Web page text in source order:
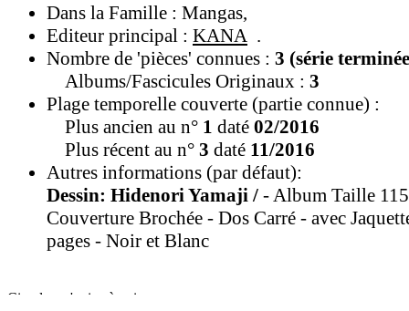
Dans la Famille : Mangas,
Editeur principal : KANA .
Nombre de 'pièces' connues : 3 (série
Albums/Fascicules Originaux : 3
Plage temporelle couverte (partie connue) :
Plus ancien au n° 1 daté 02/2016
Plus récent au n° 3 daté 11/2016
Autres informations (par défaut):
Dessin: Hidenori Yamaji / - Album Taille
Couverture Brochée - Dos Carré - avec
pages - Noir et Blanc